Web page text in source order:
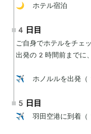
🌙 ホテル宿泊
4日目
ご自身でホテルをチェ
出発の2時間前までに
✈️ ホノルルを出
5日目
✈️ 羽田空港に到